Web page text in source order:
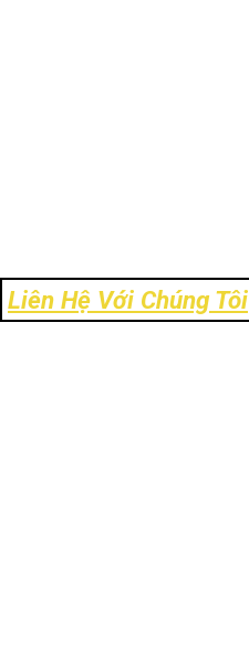
Liên Hệ Với Chúng Tôi